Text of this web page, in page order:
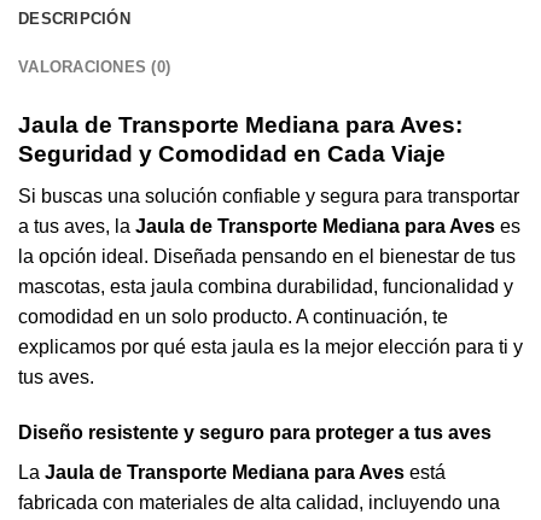
DESCRIPCIÓN
VALORACIONES (0)
Jaula de Transporte Mediana para Aves:
Seguridad y Comodidad en Cada Viaje
Si buscas una solución confiable y segura para transportar
a tus aves, la Jaula de Transporte Mediana para Aves es
la opción ideal. Diseñada pensando en el bienestar de tus
mascotas, esta jaula combina durabilidad, funcionalidad y
comodidad en un solo producto. A continuación, te
explicamos por qué esta jaula es la mejor elección para ti y
tus aves.
Diseño resistente y seguro para proteger a tus aves
La Jaula de Transporte Mediana para Aves está
fabricada con materiales de alta calidad, incluyendo una